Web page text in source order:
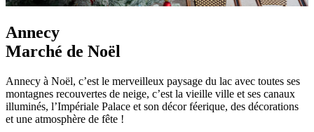
Annecy
Marché de Noël
Annecy à Noël, c’est le merveilleux paysage du lac avec toutes ses
montagnes recouvertes de neige, c’est la vieille ville et ses canaux
illuminés, l’Impériale Palace et son décor féerique, des décorations
et une atmosphère de fête !